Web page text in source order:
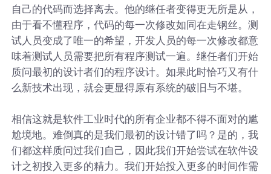
自己的代码而选择离去。他的继任者变得更无所是从，
由于看不懂程序，代码的每一次修改如同在走钢丝。测
试人员变成了唯一的希望，开发人员的每一次修改都意
味着测试人员需要把所有程序测试一遍。继任者们开始
质问最初的设计者们的程序设计。如果此时恰巧又有什
么新技术出现，就会更显得原有系统的破旧与不堪。
相信这就是软件工业时代的所有企业都不得不面对的尴
尬境地。难倒真的是我们最初的设计错了吗？是的，我
们都这样质问过我们自己，因此我们开始尝试在软件设
计之初投入更多的精力。我们开始投入更多的时间作需